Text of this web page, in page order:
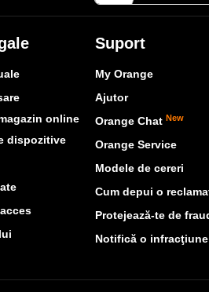
online
dispozitive
Suport
My Orange
Ajutor
Orange Chat New
Orange Service
Modele de cereri
Cum depui o
Protejează-te de
Notifică o infracţiune